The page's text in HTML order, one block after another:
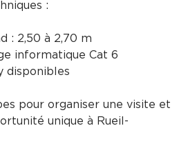
:
: 2,50 à 2,70 m
informatique Cat 6
disponibles
pour organiser une visite et
unique à Rueil-